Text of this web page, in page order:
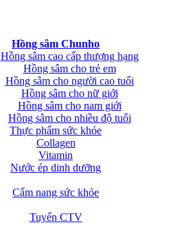
Hồng sâm Chunho
Hồng sâm cao cấp thượng hạng
Hồng sâm cho trẻ em
Hồng sâm cho người cao tuổi
Hồng sâm cho nữ giới
Hồng sâm cho nam giới
Hồng sâm cho nhiều độ tuổi
Thực phẩm sức khỏe
Collagen
Vitamin
Nước ép dinh dưỡng
Cẩm nang sức khỏe
Tuyển CTV